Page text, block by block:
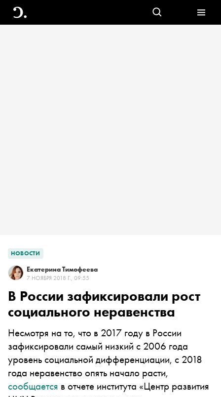
НОВОСТИ
Екатерина Тимофеева
7 НОЯБРЯ 2018 Г., 09:55
В России зафиксировали рост
социального неравенства
Несмотря на то, что в 2017 году в России
зафиксировали самый низкий с 2006 года
уровень социальной дифференциации, с 2018
года неравенство опять начало расти,
сообщается в отчете института «Центр развития